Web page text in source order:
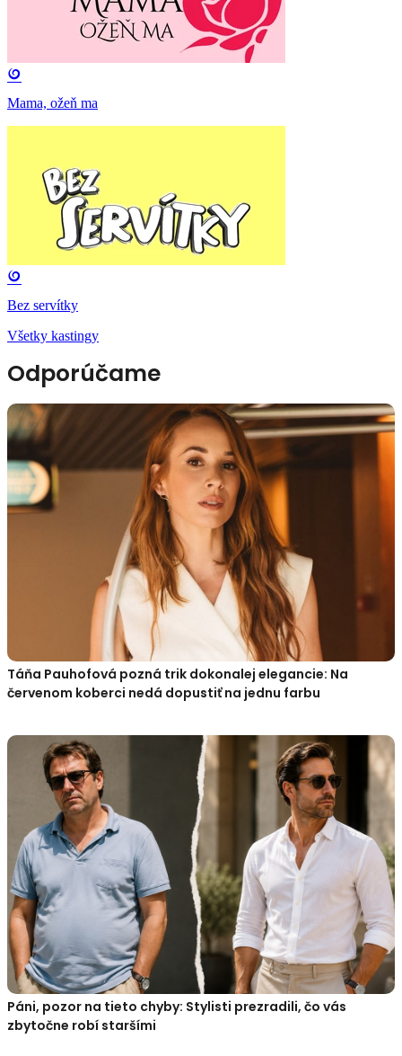
Mama, ožeň ma
Bez servítky
Všetky kastingy
Odporúčame
Táňa Pauhofová pozná trik dokonalej elegancie: Na
červenom koberci nedá dopustiť na jednu farbu
Páni, pozor na tieto chyby: Stylisti prezradili, čo vás
zbytočne robí staršími